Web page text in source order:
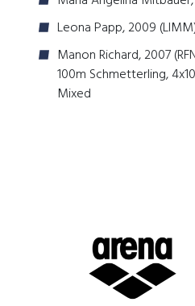
Leona Papp, 2009
Manon Richard, 2007
100m Schmetterling,
Mixed